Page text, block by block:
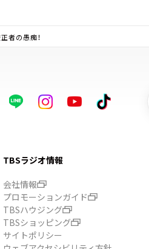
者の愚痴！
TBSラジオ情報
会社情報
プロモーションガイド
TBSハウジング
TBSショッピング
サイトポリシー